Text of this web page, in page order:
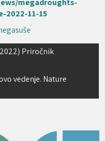
megadroughts-
2022-11-15
Priročnik
vedenje. Nature